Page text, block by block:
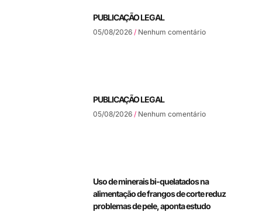
PUBLICAÇÃO LEGAL
05/08/2026 Nenhum comentário
PUBLICAÇÃO LEGAL
05/08/2026 Nenhum comentário
Uso de minerais bi-quelatados na
alimentação de frangos de corte reduz
problemas de pele, aponta estudo